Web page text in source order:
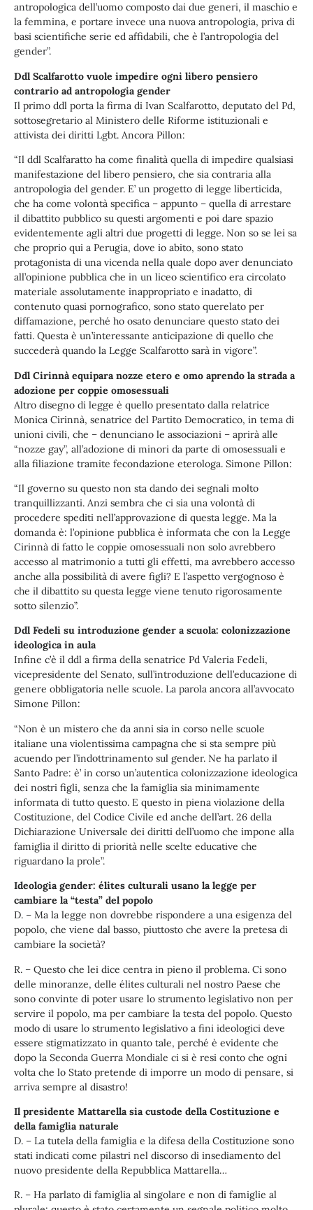
antropologica dell’uomo composto dai due generi, il maschio e
la femmina, e portare invece una nuova antropologia, priva di
basi scientifiche serie ed affidabili, che è l’antropologia del
gender”.
Ddl Scalfarotto vuole impedire ogni libero pensiero
contrario ad antropologia gender
Il primo ddl porta la firma di Ivan Scalfarotto, deputato del Pd,
sottosegretario al Ministero delle Riforme istituzionali e
attivista dei diritti Lgbt. Ancora Pillon:
“Il ddl Scalfaratto ha come finalità quella di impedire qualsiasi
manifestazione del libero pensiero, che sia contraria alla
antropologia del gender. E’ un progetto di legge liberticida,
che ha come volontà specifica – appunto – quella di arrestare
il dibattito pubblico su questi argomenti e poi dare spazio
evidentemente agli altri due progetti di legge. Non so se lei sa
che proprio qui a Perugia, dove io abito, sono stato
protagonista di una vicenda nella quale dopo aver denunciato
all’opinione pubblica che in un liceo scientifico era circolato
materiale assolutamente inappropriato e inadatto, di
contenuto quasi pornografico, sono stato querelato per
diffamazione, perché ho osato denunciare questo stato dei
fatti. Questa è un’interessante anticipazione di quello che
succederà quando la Legge Scalfarotto sarà in vigore”.
Ddl Cirinnà equipara nozze etero e omo aprendo la strada a
adozione per coppie omosessuali
Altro disegno di legge è quello presentato dalla relatrice
Monica Cirinnà, senatrice del Partito Democratico, in tema di
unioni civili, che – denunciano le associazioni – aprirà alle
“nozze gay”, all’adozione di minori da parte di omosessuali e
alla filiazione tramite fecondazione eterologa. Simone Pillon:
“Il governo su questo non sta dando dei segnali molto
tranquillizzanti. Anzi sembra che ci sia una volontà di
procedere spediti nell’approvazione di questa legge. Ma la
domanda è: l’opinione pubblica è informata che con la Legge
Cirinnà di fatto le coppie omosessuali non solo avrebbero
accesso al matrimonio a tutti gli effetti, ma avrebbero accesso
anche alla possibilità di avere figli? E l’aspetto vergognoso è
che il dibattito su questa legge viene tenuto rigorosamente
sotto silenzio”.
Ddl Fedeli su introduzione gender a scuola: colonizzazione
ideologica in aula
Infine c’è il ddl a firma della senatrice Pd Valeria Fedeli,
vicepresidente del Senato, sull’introduzione dell’educazione di
genere obbligatoria nelle scuole. La parola ancora all’avvocato
Simone Pillon:
“Non è un mistero che da anni sia in corso nelle scuole
italiane una violentissima campagna che si sta sempre più
acuendo per l’indottrinamento sul gender. Ne ha parlato il
Santo Padre: è’ in corso un’autentica colonizzazione ideologica
dei nostri figli, senza che la famiglia sia minimamente
informata di tutto questo. E questo in piena violazione della
Costituzione, del Codice Civile ed anche dell’art. 26 della
Dichiarazione Universale dei diritti dell’uomo che impone alla
famiglia il diritto di priorità nelle scelte educative che
riguardano la prole”.
Ideologia gender: élites culturali usano la legge per
cambiare la “testa” del popolo
D. – Ma la legge non dovrebbe rispondere a una esigenza del
popolo, che viene dal basso, piuttosto che avere la pretesa di
cambiare la società?
R. – Questo che lei dice centra in pieno il problema. Ci sono
delle minoranze, delle élites culturali nel nostro Paese che
sono convinte di poter usare lo strumento legislativo non per
servire il popolo, ma per cambiare la testa del popolo. Questo
modo di usare lo strumento legislativo a fini ideologici deve
essere stigmatizzato in quanto tale, perché è evidente che
dopo la Seconda Guerra Mondiale ci si è resi conto che ogni
volta che lo Stato pretende di imporre un modo di pensare, si
arriva sempre al disastro!
Il presidente Mattarella sia custode della Costituzione e
della famiglia naturale
D. – La tutela della famiglia e la difesa della Costituzione sono
stati indicati come pilastri nel discorso di insediamento del
nuovo presidente della Repubblica Mattarella…
R. – Ha parlato di famiglia al singolare e non di famiglie al